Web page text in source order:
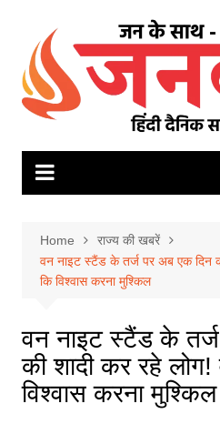
content
Home
राज्य की खबरें
वन नाइट स्टैंड के तर्ज पर अब एक दिन
कि विश्वास करना मुश्किल
वन नाइट स्टैंड के
की शादी कर रहे
विश्वास करना मुश्किल